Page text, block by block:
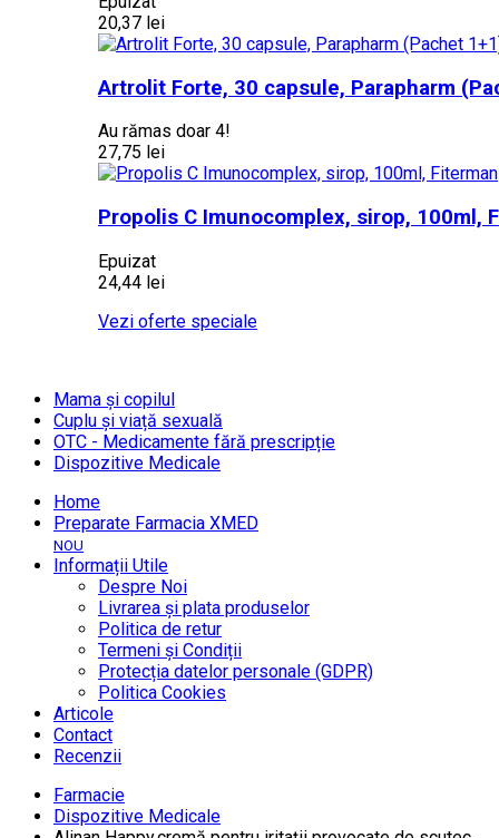
20,37 lei
Artrolit Forte, 30 capsule, Parapharm
Au rămas doar 4!
27,75 lei
Propolis C Imunocomplex, sirop, 100ml,
Epuizat
24,44 lei
Vezi oferte speciale
Mama și copilul
Cuplu și viață sexuală
OTC - Medicamente fără prescripție
Dispozitive Medicale
Home
Preparate Farmacia XMED
NOU
Informații Utile
Despre Noi
Livrarea și plata produselor
Politica de retur
Termeni și Condiții
Protecția datelor personale (GDPR)
Politica Cookies
Articole
Contact
Recenzii
Farmacie
Dispozitive Medicale